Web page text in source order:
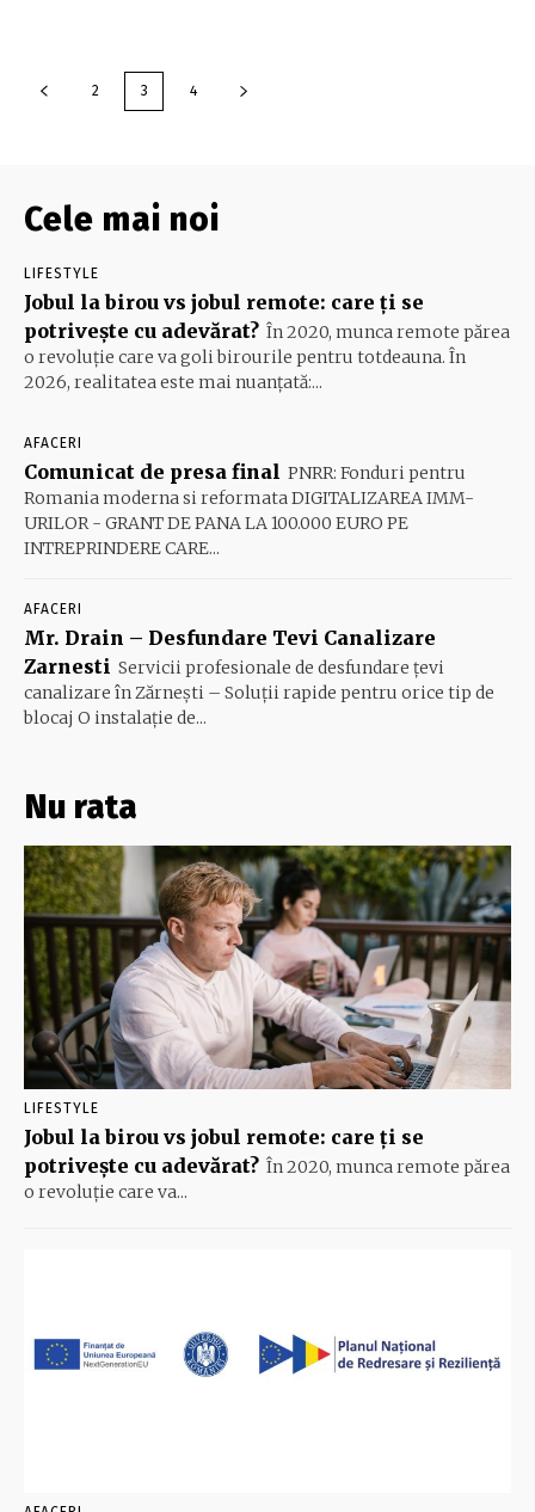
2 3 4
Cele mai noi
LIFESTYLE
Jobul la birou vs jobul remote: care ți se
potrivește cu adevărat? În 2020, munca remote părea
o revoluție care va goli birourile pentru totdeauna. În
2026, realitatea este mai nuanțată:...
AFACERI
Comunicat de presa final PNRR: Fonduri pentru
Romania moderna si reformata DIGITALIZAREA IMM-
URILOR - GRANT DE PANA LA 100.000 EURO PE
INTREPRINDERE CARE...
AFACERI
Mr. Drain – Desfundare Tevi Canalizare
Zarnesti Servicii profesionale de desfundare țevi
canalizare în Zărnești – Soluții rapide pentru orice tip de
blocaj O instalație de...
Nu rata
LIFESTYLE
Jobul la birou vs jobul remote: care ți se
potrivește cu adevărat? În 2020, munca remote părea
o revoluție care va...